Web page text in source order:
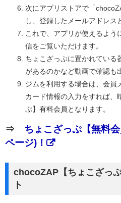
次にアプリストアで「
し、登録したメールアドレス
これで、アプリが使えるよう
信をご覧いただけます。
ちょこざっぷに置かれている
があるのかなど動画で確認も
ジムを利用する場合は、会員
カード情報の入力をすれば、
ぷ】有料会員となります。
⇒ ちょこざっぷ【無料
ページ)！
chocoZAP【ちょこざっ
ト